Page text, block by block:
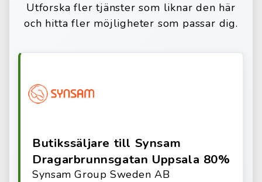
Utforska fler tjänster som liknar den här
och hitta fler möjligheter som passar dig.
Butikssäljare till Synsam
Dragarbrunnsgatan Uppsala 80%
Synsam Group Sweden AB